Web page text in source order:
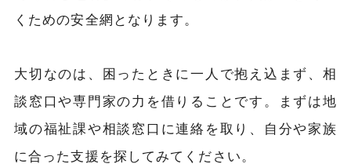
くための安全網となります。
大切なのは、困ったときに一人で抱え込まず、相
談窓口や専門家の力を借りることです。まずは地
域の福祉課や相談窓口に連絡を取り、自分や家族
に合った支援を探してみてください。